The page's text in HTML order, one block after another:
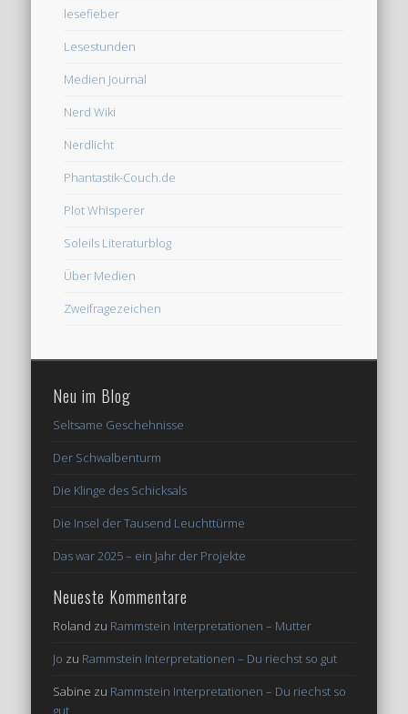
lesefieber
Lesestunden
Medien Journal
Nerd Wiki
Nerdlicht
Phantastik-Couch.de
Plot Whisperer
Soleils Literaturblog
Über Medien
Zweifragezeichen
Neu im Blog
Seltsame Geschehnisse
Der Schwalbenturm
Die Klinge des Schicksals
Die Insel der Tausend Leuchttürme
Das war 2025 – ein Jahr der Projekte
Neueste Kommentare
Roland zu Rammstein Interpretationen – Mutter
Jo zu Rammstein Interpretationen – Du riechst so gut
Sabine zu Rammstein Interpretationen – Du riechst so
gut